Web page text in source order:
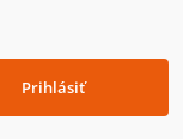
Prihlásiť